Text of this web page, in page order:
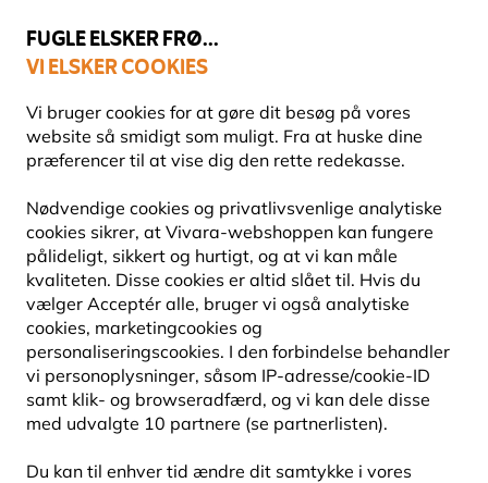
FUGLE ELSKER FRØ...
VI ELSKER COOKIES
Vi bruger cookies for at gøre dit besøg på vores
website så smidigt som muligt. Fra at huske dine
præferencer til at vise dig den rette redekasse.
Nødvendige cookies og privatlivsvenlige analytiske
cookies sikrer, at Vivara-webshoppen kan fungere
pålideligt, sikkert og hurtigt, og at vi kan måle
kvaliteten. Disse cookies er altid slået til. Hvis du
vælger Acceptér alle, bruger vi også analytiske
cookies, marketingcookies og
personaliseringscookies. I den forbindelse behandler
vi personoplysninger, såsom IP-adresse/cookie-ID
samt klik- og browseradfærd, og vi kan dele disse
med udvalgte 10 partnere (se partnerlisten).
Du kan til enhver tid ændre dit samtykke i vores
Topbedømt i 11 lande
Fri fragt over 499 kr.
10% RABAT